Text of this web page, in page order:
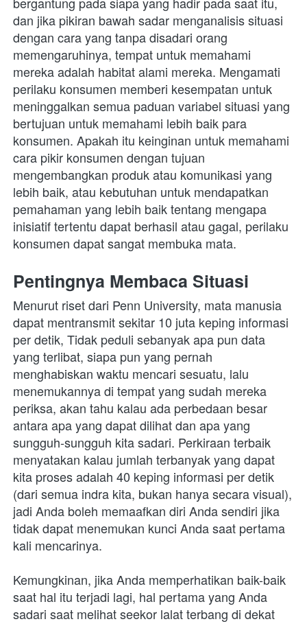
dan jika pikiran bawah sadar menganalisis situasi
dengan cara yang tanpa disadari orang
memengaruhinya, tempat untuk memahami
mereka adalah habitat alami mereka. Mengamati
perilaku konsumen memberi kesempatan untuk
meninggalkan semua paduan variabel situasi yang
bertujuan untuk memahami lebih baik para
konsumen. Apakah itu keinginan untuk memahami
cara pikir konsumen dengan tujuan
mengembangkan produk atau komunikasi yang
lebih baik, atau kebutuhan untuk mendapatkan
pemahaman yang lebih baik tentang mengapa
inisiatif tertentu dapat berhasil atau gagal, perilaku
konsumen dapat sangat membuka mata.
Pentingnya Membaca Situasi
Menurut riset dari Penn University, mata manusia
dapat mentransmit sekitar 10 juta keping informasi
per detik, Tidak peduli sebanyak apa pun data
yang terlibat, siapa pun yang pernah
menghabiskan waktu mencari sesuatu, lalu
menemukannya di tempat yang sudah mereka
periksa, akan tahu kalau ada perbedaan besar
antara apa yang dapat dilihat dan apa yang
sungguh-sungguh kita sadari. Perkiraan terbaik
menyatakan kalau jumlah terbanyak yang dapat
kita proses adalah 40 keping informasi per detik
(dari semua indra kita, bukan hanya secara visual),
jadi Anda boleh memaafkan diri Anda sendiri jika
tidak dapat menemukan kunci Anda saat pertama
kali mencarinya.
Kemungkinan, jika Anda memperhatikan baik-baik
saat hal itu terjadi lagi, hal pertama yang Anda
sadari saat melihat seekor lalat terbang di dekat